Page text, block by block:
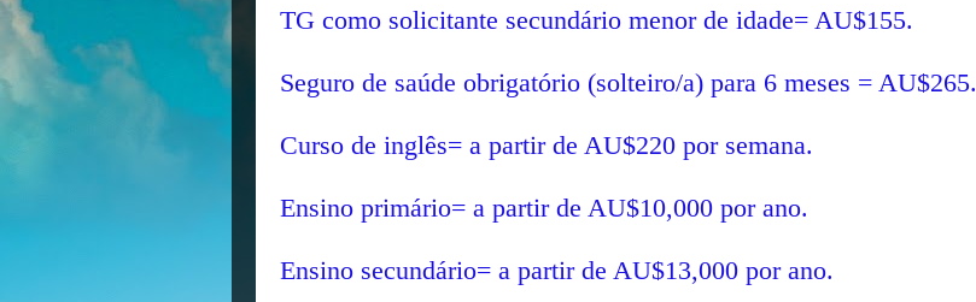
TG como solicitante secundário menor de idade= AU$155.
Seguro de saúde obrigatório (solteiro/a) para 6 meses = AU$265.
Curso de inglês= a partir de AU$220 por semana.
Ensino primário= a partir de AU$10,000 por ano.
Ensino secundário= a partir de AU$13,000 por ano.